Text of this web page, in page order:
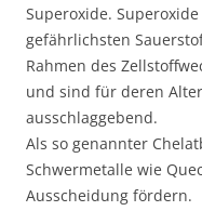
Superoxide.
gefährlichsten
Rahmen des
und sind für deren
ausschlaggebend.
Als so genannter
Schwermetalle wie
Ausscheidung fördern.